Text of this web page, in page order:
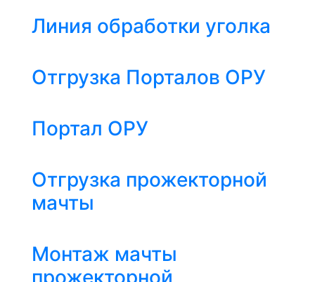
Линия обработки уголка
Отгрузка Порталов ОРУ
Портал ОРУ
Отгрузка прожекторной
мачты
Монтаж мачты
прожекторной